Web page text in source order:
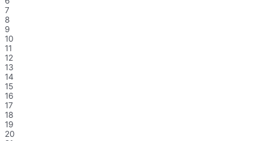
7
8
9
10
11
12
13
14
15
16
17
18
19
20